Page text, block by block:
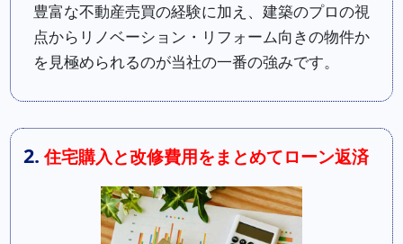
豊富な不動産売買の経験に加え、建築のプロの視
点からリノベーション・リフォーム向きの物件か
を見極められるのが当社の一番の強みです。
2. 住宅購入と改修費用をまとめてローン返済